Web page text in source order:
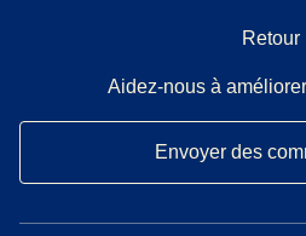
Retour
Aidez-nous à
Envoyer des